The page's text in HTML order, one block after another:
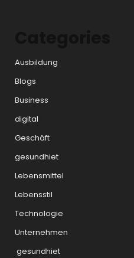
Ausbildung
Blogs
Business
digital
Geschäft
gesundhiet
Lebensmittel
Lebensstil
Technologie
Unternehmen
gesundhiet